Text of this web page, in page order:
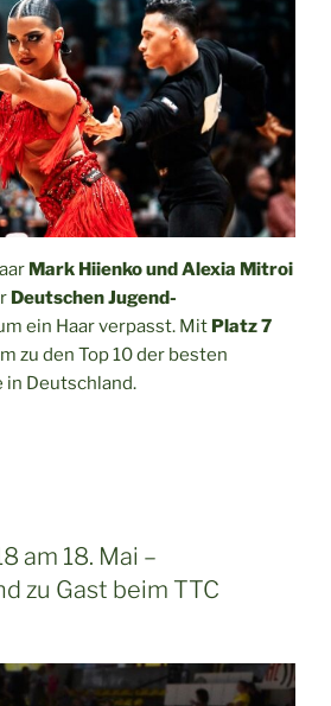
Mark Hiienko und Alexia Mitroi
Deutschen Jugend-
ein Haar verpasst. Mit Platz 7
zu den Top 10 der besten
in Deutschland.
am 18. Mai –
zu Gast beim TTC